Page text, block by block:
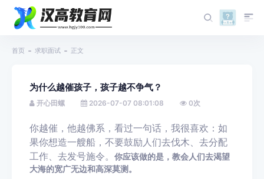
首页 求职面试 正文
为什么越催孩子，孩子越不争气？
开心田螺 2026-07-07 08:01:08 0次
你越催，他越佛系，看过一句话，我很喜欢：如
果你想造一艘船，不要鼓励人们去伐木、去分配
工作、去发号施令。
你应该做的是，教会人们去渴望
大海的宽广无边和高深莫测。